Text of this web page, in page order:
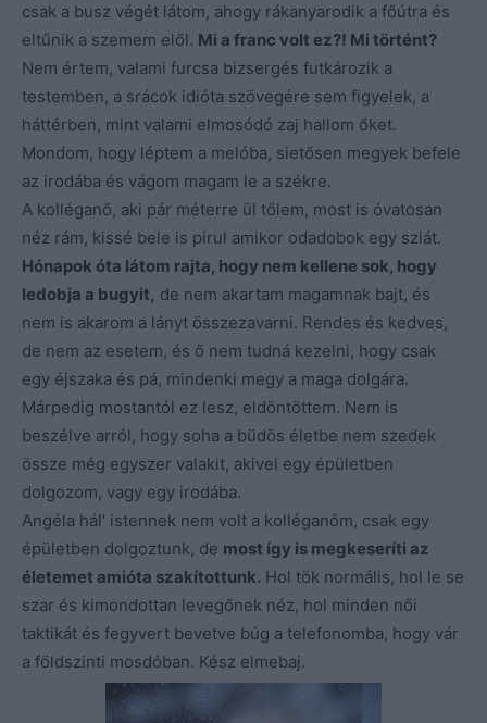
csak a busz végét látom, ahogy rákanyarodik a főútra és
eltűnik a szemem elől. Mi a franc volt ez?! Mi történt?
Nem értem, valami furcsa bizsergés futkározik a
testemben, a srácok idióta szövegére sem figyelek, a
háttérben, mint valami elmosódó zaj hallom őket.
Mondom, hogy léptem a melóba, sietősen megyek befele
az irodába és vágom magam le a székre.
A kolléganő, aki pár méterre ül tőlem, most is óvatosan
néz rám, kissé bele is pirul amikor odadobok egy sziát.
Hónapok óta látom rajta, hogy nem kellene sok, hogy
ledobja a bugyit, de nem akartam magamnak bajt, és
nem is akarom a lányt összezavarni. Rendes és kedves,
de nem az esetem, és ő nem tudná kezelni, hogy csak
egy éjszaka és pá, mindenki megy a maga dolgára.
Márpedig mostantól ez lesz, eldöntöttem. Nem is
beszélve arról, hogy soha a büdös életbe nem szedek
össze még egyszer valakit, akivel egy épületben
dolgozom, vagy egy irodába.
Angéla hál’ istennek nem volt a kolléganőm, csak egy
épületben dolgoztunk, de most így is megkeseríti az
életemet amióta szakítottunk. Hol tök normális, hol le se
szar és kimondottan levegőnek néz, hol minden női
taktikát és fegyvert bevetve búg a telefonomba, hogy vár
a földszinti mosdóban. Kész elmebaj.